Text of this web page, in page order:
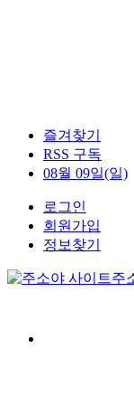
즐겨찾기
RSS 구독
08월 09일(일)
로그인
회원가입
정보찾기